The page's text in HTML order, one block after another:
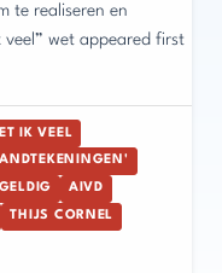
te realiseren en
veel” wet appeared first
IK VEEL
GELDIG AIVD
THIJS CORNEL